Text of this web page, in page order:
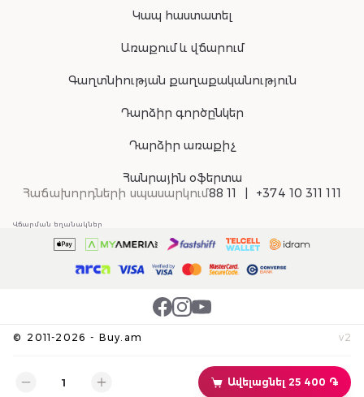
Ավելացնել 25 400 ֏
Կապ հաստատել
Առաքում և վճարում
Գաղտնիության քաղաքականություն
Դարձիր գործընկեր
Դարձիր առաքիչ
Հանրային օֆերտա
Հաճախորդների սպասարկում88 11 +374 10 311 111
© 2011-2026 - Buy.am v2
Վճարման եղանակներ